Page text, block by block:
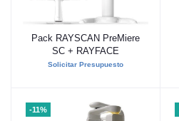
Añadir al carrito
Pack RAYSCAN PreMiere
SC + RAYFACE
Solicitar Presupuesto
-11%